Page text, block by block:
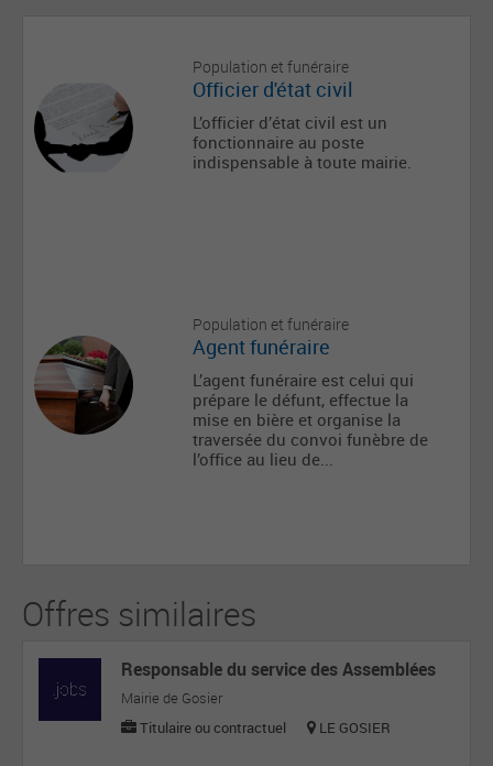
Population et funéraire
Officier d'état civil
L’officier d’état civil est un
fonctionnaire au poste
indispensable à toute mairie.
Population et funéraire
Agent funéraire
L’agent funéraire est celui qui
prépare le défunt, effectue la
mise en bière et organise la
traversée du convoi funèbre de
l’office au lieu de...
Offres similaires
Responsable du service des Assemblées
Mairie de Gosier
Titulaire ou contractuel
LE GOSIER